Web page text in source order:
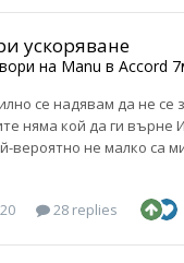
ускоряване
на Manu в Accord
се надявам да не
няма кой да ги върне
вероятно не малко са
28 replies